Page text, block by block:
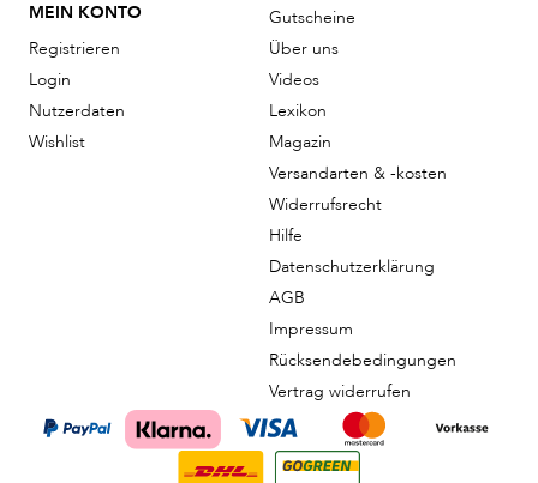
MEIN KONTO
Registrieren
Login
Nutzerdaten
Wishlist
Gutscheine
Über uns
Videos
Lexikon
Magazin
Versandarten & -kosten
Widerrufsrecht
Hilfe
Datenschutzerklärung
AGB
Impressum
Rücksendebedingungen
Vertrag widerrufen